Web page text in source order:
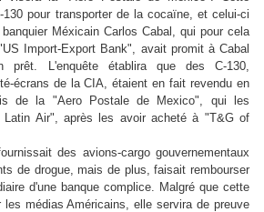
pour transporter de la cocaïne, et celui-ci
Méxicain Carlos Cabal, qui pour cela
Import-Export Bank", avait promit à Cabal
prêt. L'enquête établira que des C-130,
écrans de la CIA, étaient en fait revendu en
de la "Aero Postale de Mexico", qui les
Latin Air", après les avoir acheté à "T&G of
des avions-cargo gouvernementaux
de drogue, mais de plus, faisait rembourser
d'une banque complice. Malgré que cette
médias Américains, elle servira de preuve